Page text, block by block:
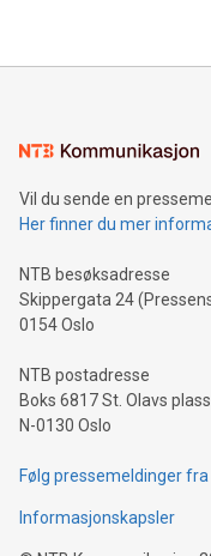
Vil du sende en
Her finner du mer
NTB besøksadresse
Skippergata 24
0154 Oslo
NTB postadresse
Boks 6817 St. Olavs plass
N-0130 Oslo
Følg pressemeldinger
Informasjonskapsler